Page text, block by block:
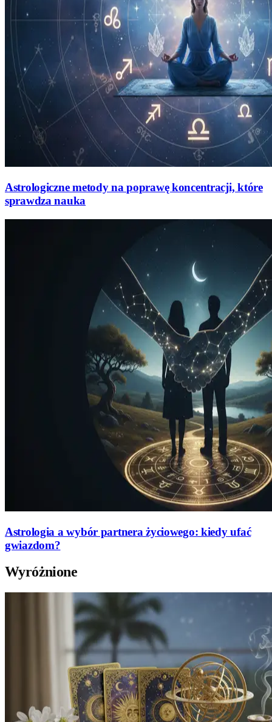
Astrologiczne metody na poprawę koncentracji, które
sprawdza nauka
Astrologia a wybór partnera życiowego: kiedy ufać
gwiazdom?
Wyróżnione